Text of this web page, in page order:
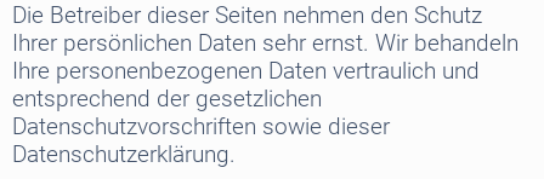
Die Betreiber dieser Seiten nehmen den Schutz
Ihrer persönlichen Daten sehr ernst. Wir behandeln
Ihre personenbezogenen Daten vertraulich und
entsprechend der gesetzlichen
Datenschutzvorschriften sowie dieser
Datenschutzerklärung.